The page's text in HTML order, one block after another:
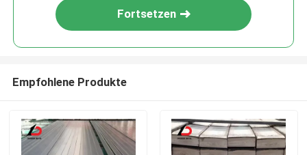
Fortsetzen
Empfohlene Produkte